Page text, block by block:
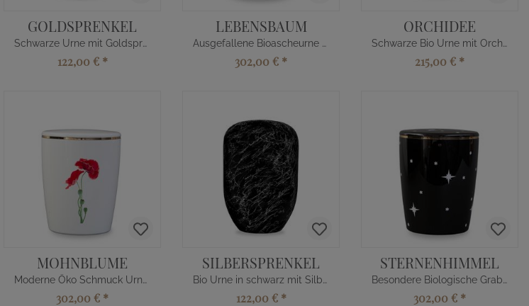
GOLDSPRENKEL
Schwarze Urne mit Goldsprenkel
122,00 € *
LEBENSBAUM
Ausgefallene Bioascheurne mit Baum kaufen
302,00 € *
ORCHIDEE
Schwarze Bio Urne mit Orchidee Motiv
215,00 € *
MOHNBLUME
Moderne Öko Schmuck Urne aus Naturstoff
302,00 € *
SILBERSPRENKEL
Bio Urne in schwarz mit Silbersprenkel
122,00 € *
STERNENHIMMEL
Besondere Biologische Graburne mit Sternen
302,00 € *